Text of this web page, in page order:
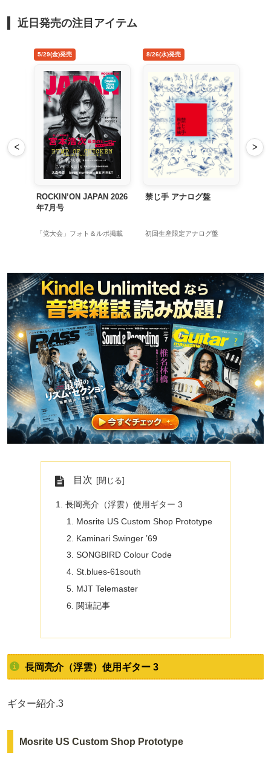
近日発売の注目アイテム
<
4/22(水)発売
MAD HOPE Japan Tour
長岡亮介＆三浦淳悟参加
5/29(金)発売
ROCKIN’ON JAPAN 2026
「党大会」フォト＆ルポ掲載
>
目次
長岡亮介（浮雲）使用ギター 3
Mosrite US Custom Shop Prototype
Kaminari Swinger ’69
SONGBIRD Colour Code
St.blues-61south
MJT Telemaster
関連記事
長岡亮介（浮雲）使用ギター 3
ギター紹介.3
Mosrite US Custom Shop Prototype